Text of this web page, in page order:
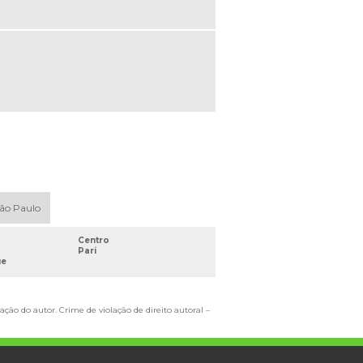
Paulo
Centro
Pari
do autor. Crime de violação de direito autoral –